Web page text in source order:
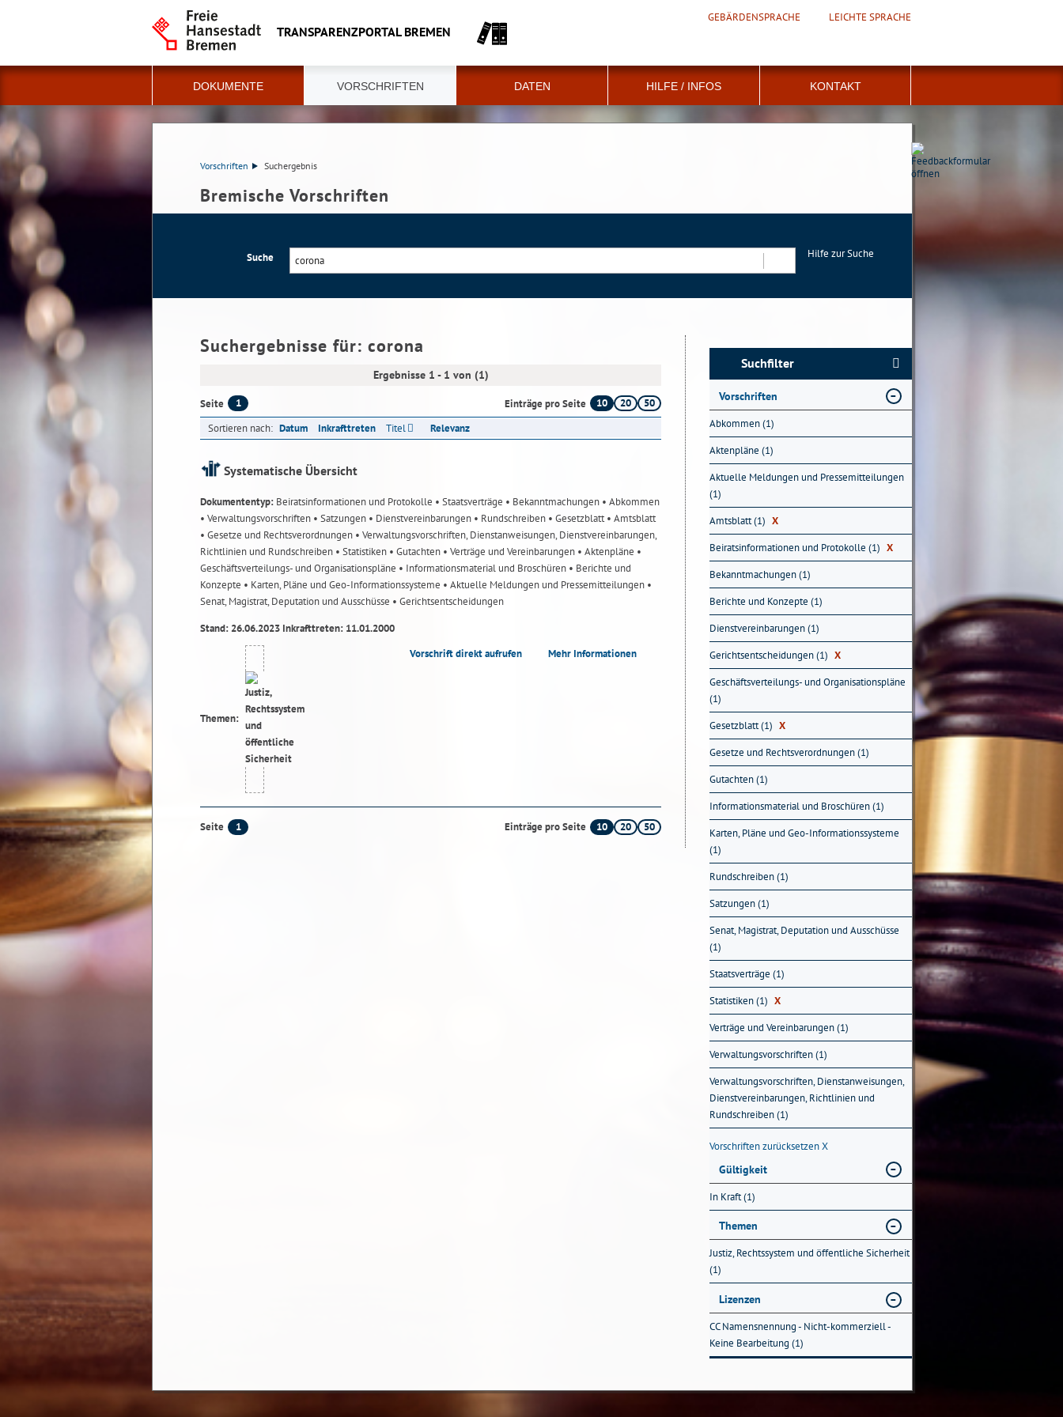
TRANSPARENZPORTAL BREMEN
GEBÄRDENSPRACHE LEICHTE SPRACHE
DOKUMENTE VORSCHRIFTEN DATEN HILFE / INFOS KONTAKT
Vorschriften Suchergebnis
Bremische Vorschriften
Suche
Hilfe zur Suche
Suchergebnisse für: corona
Ergebnisse 1 - 1 von (1)
Seite 1 Einträge pro Seite 10 20
50
Sortieren nach: Datum Inkrafttreten Titel Relevanz
Systematische Übersicht
Dokumententyp: Beiratsinformationen und Protokolle • Staatsverträge • Bekanntmachungen • Abkommen
• Verwaltungsvorschriften • Satzungen • Dienstvereinbarungen • Rundschreiben • Gesetzblatt• Amtsblatt
• Gesetze und Rechtsverordnungen • Verwaltungsvorschriften, Dienstanweisungen, Dienstvereinbarungen,
Richtlinien und Rundschreiben • Statistiken • Gutachten • Verträge und Vereinbarungen • Aktenpläne •
Geschäftsverteilungs- und Organisationspläne • Informationsmaterial und Broschüren • Berichte und
Konzepte • Karten, Pläne und Geo-Informationssysteme • Aktuelle Meldungen und Pressemitteilungen •
Senat, Magistrat, Deputation und Ausschüsse • Gerichtsentscheidungen
Stand: 26.06.2023 Inkrafttreten: 11.01.2000
Themen:
Vorschrift direkt aufrufen Mehr Informationen
Seite 1 Einträge pro Seite 10 20 50
Suchfilter
Vorschriften
Abkommen (1)
Aktenpläne (1)
Aktuelle Meldungen und Pressemitteilungen
(1)
Amtsblatt (1) X
Beiratsinformationen und Protokolle (1) X
Bekanntmachungen (1)
Berichte und Konzepte (1)
Dienstvereinbarungen (1)
Gerichtsentscheidungen (1) X
Geschäftsverteilungs- und Organisationspläne
(1)
Gesetzblatt (1) X
Gesetze und Rechtsverordnungen (1)
Gutachten (1)
Informationsmaterial und Broschüren (1)
Karten, Pläne und Geo-Informationssysteme
(1)
Rundschreiben (1)
Satzungen (1)
Senat, Magistrat, Deputation und Ausschüsse
(1)
Staatsverträge (1)
Statistiken (1) X
Verträge und Vereinbarungen (1)
Verwaltungsvorschriften (1)
Verwaltungsvorschriften, Dienstanweisungen,
Dienstvereinbarungen, Richtlinien und
Rundschreiben (1)
Vorschriften zurücksetzenX
Gültigkeit
In Kraft (1)
Themen
Justiz, Rechtssystem und öffentliche Sicherheit
(1)
Lizenzen
CC Namensnennung - Nicht-kommerziell -
Keine Bearbeitung (1)